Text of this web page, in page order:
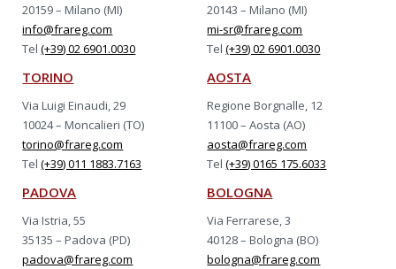
20159 – Milano (MI)
info@frareg.com
Tel(+39) 02 6901.0030
20143 – Milano (MI)
mi-sr@frareg.com
Tel(+39) 02 6901.0030
TORINO
Via Luigi Einaudi, 29
10024 – Moncalieri (TO)
torino@frareg.com
Tel(+39) 011 1883.7163
AOSTA
Regione Borgnalle, 12
11100 – Aosta (AO)
aosta@frareg.com
Tel(+39) 0165 175.6033
PADOVA
Via Istria, 55
35135 – Padova (PD)
padova@frareg.com
BOLOGNA
Via Ferrarese, 3
40128 – Bologna (BO)
bologna@frareg.com